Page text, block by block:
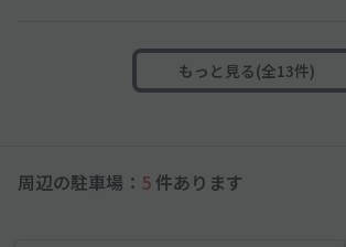
もっと見る(全13件)
周辺の駐車場： 5 件あります